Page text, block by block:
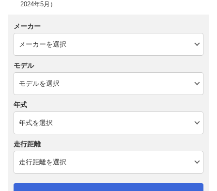
2024年5月）
メーカー
モデル
年式
走行距離